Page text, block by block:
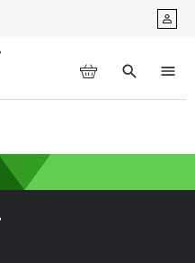
MIJN
WINKELWAGEN
Toggle
search